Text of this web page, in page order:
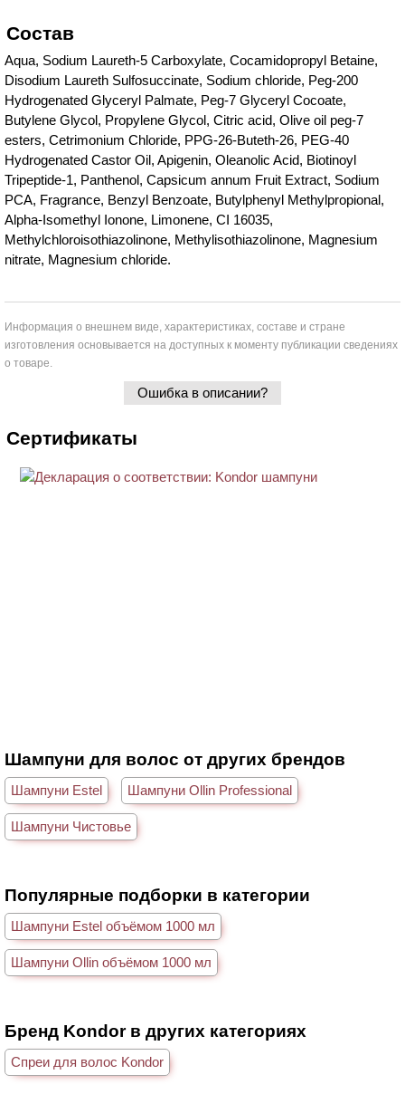
Состав
Aqua, Sodium Laureth-5 Carboxylate, Cocamidopropyl Betaine,
Disodium Laureth Sulfosuccinate, Sodium chloride, Peg-200
Hydrogenated Glyceryl Palmate, Peg-7 Glyceryl Cocoate,
Butylene Glycol, Propylene Glycol, Citric acid, Olive oil peg-7
esters, Cetrimonium Chloride, PPG-26-Buteth-26, PEG-40
Hydrogenated Castor Oil, Apigenin, Oleanolic Acid, Biotinoyl
Tripeptide-1, Panthenol, Capsicum annum Fruit Extract, Sodium
PCA, Fragrance, Benzyl Benzoate, Butylphenyl Methylpropional,
Alpha-Isomethyl Ionone, Limonene, CI 16035,
Methylchloroisothiazolinone, Methylisothiazolinone, Magnesium
nitrate, Magnesium chloride.
Информация о внешнем виде, характеристиках, составе и стране
изготовления основывается на доступных к моменту публикации сведениях
о товаре.
Ошибка в описании?
Сертификаты
Шампуни для волос от других брендов
Шампуни Estel Шампуни Ollin Professional
Шампуни Чистовье
Популярные подборки в категории
Шампуни Estel объёмом 1000 мл
Шампуни Ollin объёмом 1000 мл
Бренд Kondor в других категориях
Спреи для волос Kondor